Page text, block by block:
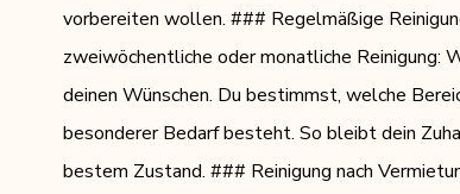
vorbereiten wollen. ### Regelmäßige
zweiwöchentliche oder monatliche Reinigung:
deinen Wünschen. Du bestimmst, welche
besonderer Bedarf besteht. So bleibt dein
bestem Zustand. ### Reinigung nach